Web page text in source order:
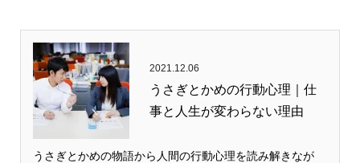
2021.12.06
うさぎとかめの行動心理｜仕
事と人生が変わらない理由
うさぎとかめの物語から人間の行動心理を読み解きなが